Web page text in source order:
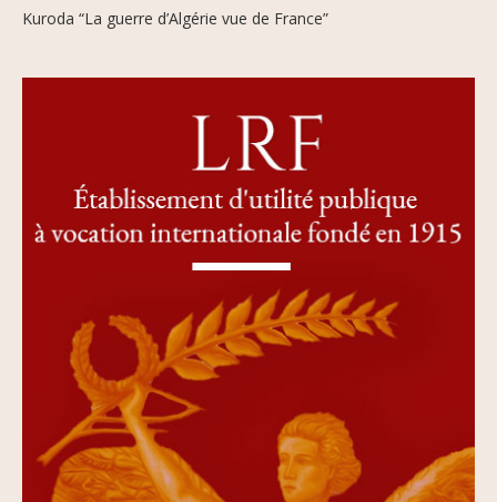
Kuroda “La guerre d’Algérie vue de France”